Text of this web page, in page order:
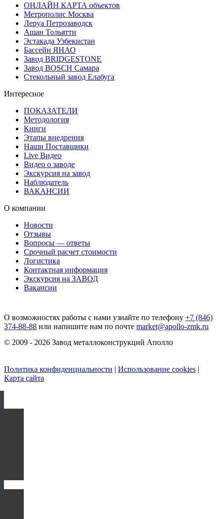
ОНЛАЙН КАРТА объектов
Метрополис Москва
Леруа Петрозаводск
Ашан Тольятти
Эстакада Узбекистан
Бассейн ЯНАО
Завод BRIDGESTONE
Завод BOSCH Самара
Стекольный завод Елабуга
Интересное
ПОКАЗАТЕЛИ
Методология
Книги
Этапы внедрения
Наши Поставщики
Live Видео
Видео о заводе
Экскурсия на завод
Наблюдатель
ВАКАНСИИ
О компании
Новости
Отзывы
Вопросы — ответы
Срочный расчет стоимости
Логистика
Контактная информация
Экскурсия на ЗАВОД
Вакансии
О возможностях работы с нами узнайте по телефону +7 (846)
374-88-88 или напишите нам по почте market@apollo-zmk.ru
© 2009 - 2026 Завод металлоконструкций Аполло
Политика конфиденциальности | Использование cookies |
Карта сайта